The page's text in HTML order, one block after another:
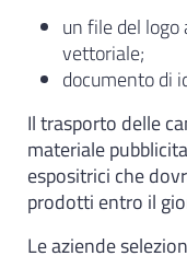
un file del
vettoriale;
documento di
Il trasporto delle
materiale
espositrici che
prodotti entro il
Le aziende